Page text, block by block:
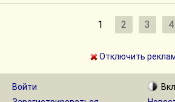
1 2 3 4
Отключить
Войти